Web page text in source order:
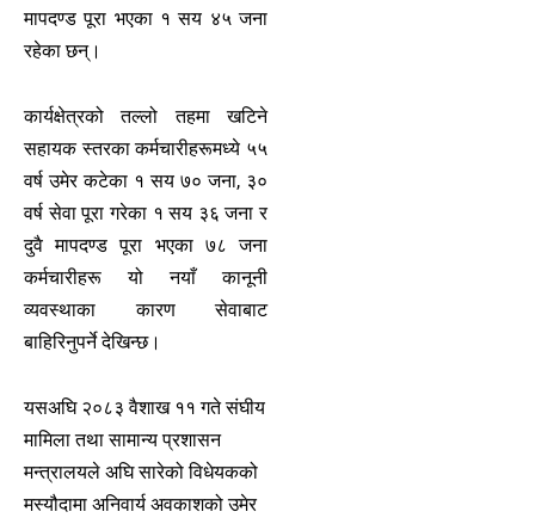
मापदण्ड पूरा भएका १ सय ४५ जना
रहेका छन्।
कार्यक्षेत्रको तल्लो तहमा खटिने
सहायक स्तरका कर्मचारीहरूमध्ये ५५
वर्ष उमेर कटेका १ सय ७० जना, ३०
वर्ष सेवा पूरा गरेका १ सय ३६ जना र
दुवै मापदण्ड पूरा भएका ७८ जना
कर्मचारीहरू यो नयाँ कानूनी
व्यवस्थाका कारण सेवाबाट
बाहिरिनुपर्ने देखिन्छ।
यसअघि २०८३ वैशाख ११ गते संघीय
मामिला तथा सामान्य प्रशासन
मन्त्रालयले अघि सारेको विधेयकको
मस्यौदामा अनिवार्य अवकाशको उमेर